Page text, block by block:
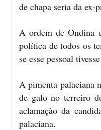
de chapa seria da ex-
A ordem de Ondina
política de todos os
se esse pessoal
A pimenta palaciana
de galo no terreiro
aclamação da
palaciana.